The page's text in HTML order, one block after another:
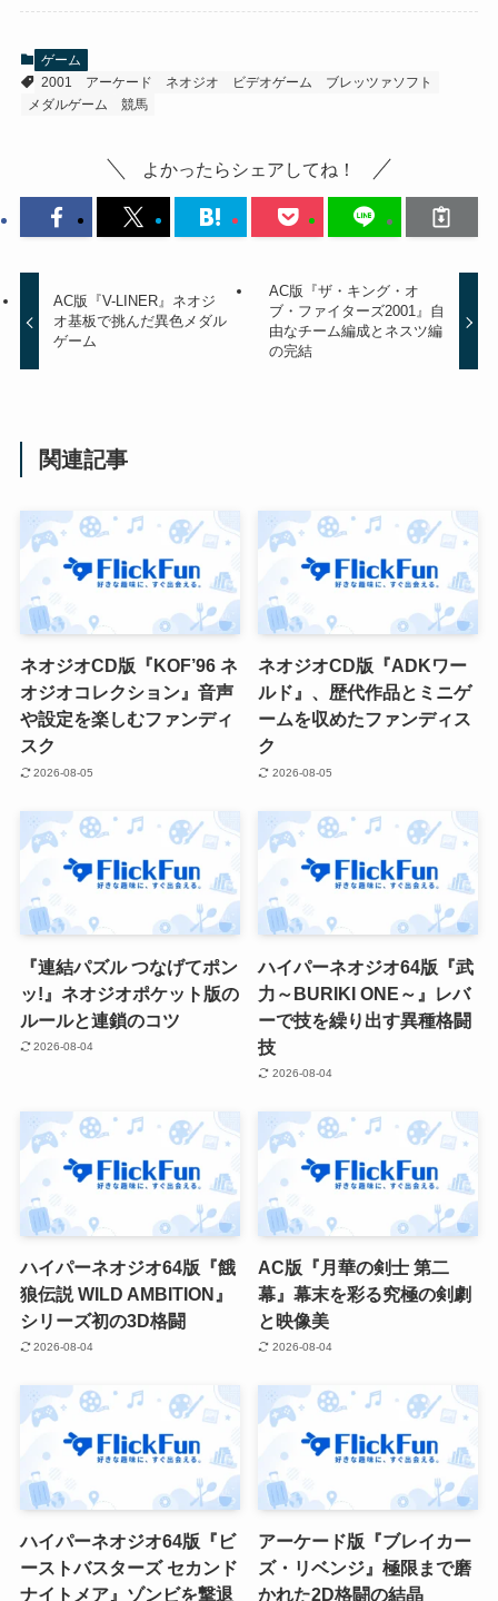
ゲーム
2001
アーケード ネオジオ ビデオゲーム
ブレッツァソフト
メダルゲーム
競馬
よかったらシェアしてね！
AC版『V-LINER』ネオジ
オ基板で挑んだ異色メダル
ゲーム
AC版『ザ・キング・オ
ブ・ファイターズ2001』自
由なチーム編成とネスツ編
の完結
関連記事
ネオジオCD版『KOF’96 ネ
オジオコレクション』音声
や設定を楽しむファンディ
スク
2026-08-05
ネオジオCD版『ADKワー
ルド』、歴代作品とミニゲ
ームを収めたファンディス
ク
2026-08-05
『連結パズル つなげてポン
ッ!』ネオジオポケット版の
ルールと連鎖のコツ
2026-08-04
ハイパーネオジオ64版『武
力～BURIKI ONE～』レバ
ーで技を繰り出す異種格闘
技
2026-08-04
ハイパーネオジオ64版『餓
狼伝説 WILD AMBITION』
シリーズ初の3D格闘
2026-08-04
AC版『月華の剣士 第二
幕』幕末を彩る究極の剣劇
と映像美
2026-08-04
ハイパーネオジオ64版『ビ
ーストバスターズ セカンド
ナイトメア』ゾンビを撃退
アーケード版『ブレイカー
ズ・リベンジ』極限まで磨
かれた2D格闘の結晶